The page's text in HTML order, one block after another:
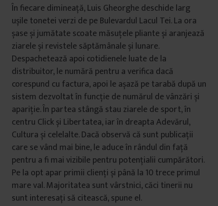
În fiecare dimineață, Luis Gheorghe deschide larg
ușile tonetei verzi de pe Bulevardul Lacul Tei. La ora
șase și jumătate scoate măsuțele pliante și aranjează
ziarele și revistele săptămânale și lunare.
Despachetează apoi cotidienele luate de la
distribuitor, le numără pentru a verifica dacă
corespund cu factura, apoi le așază pe tarabă după un
sistem dezvoltat în funcție de numărul de vânzări și
apariție. În partea stângă stau ziarele de sport, în
centru Click și Libertatea, iar în dreapta Adevărul,
Cultura și celelalte. Dacă observă că sunt publicații
care se vând mai bine, le aduce în rândul din față
pentru a fi mai vizibile pentru potențialii cumpărători.
Pe la opt apar primii clienți și până la 10 trece primul
mare val. Majoritatea sunt vârstnici, căci tinerii nu
sunt interesați să citească, spune el.